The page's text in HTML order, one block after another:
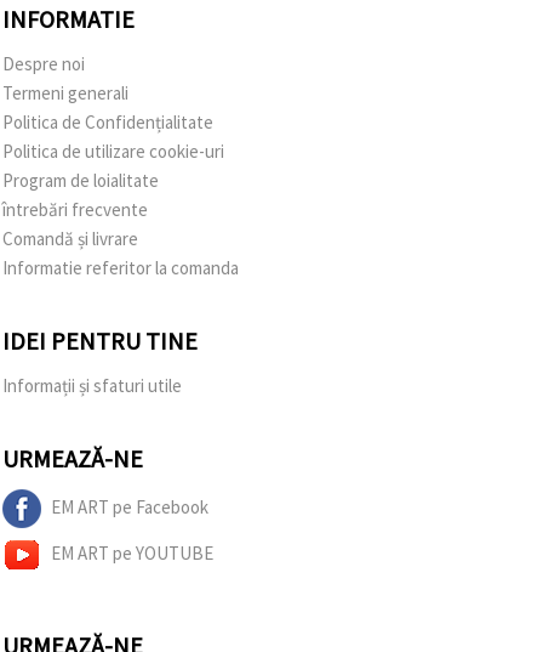
INFORMATIE
Despre noi
Termeni generali
Politica de Confidențialitate
Politica de utilizare cookie-uri
Program de loialitate
întrebări frecvente
Comandă și livrare
Informatie referitor la comanda
IDEI PENTRU TINE
Informații și sfaturi utile
URMEAZĂ-NE
EM ART pe Facebook
EM ART pe YOUTUBE
URMEAZĂ-NE